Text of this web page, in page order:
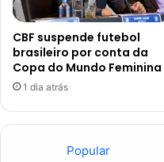
CBF suspende futebol
brasileiro por conta da
Copa do Mundo Feminina
1 dia atrás
Popular